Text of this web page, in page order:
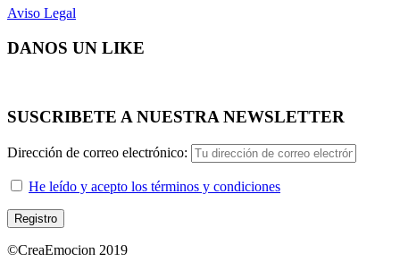
Aviso Legal
DANOS UN LIKE
SUSCRIBETE A NUESTRA NEWSLETTER
Dirección de correo electrónico:
He leído y acepto los términos y condiciones
©CreaEmocion 2019